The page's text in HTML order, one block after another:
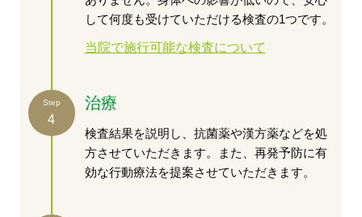
して何度も受けていただける検査の1つです。
当院で施行可能な検査について
Step
4
治療
検査結果を説明し、抗菌薬や漢方薬などを処
方させていただきます。また、再発予防に有
効な行動療法を提案させていただきます。